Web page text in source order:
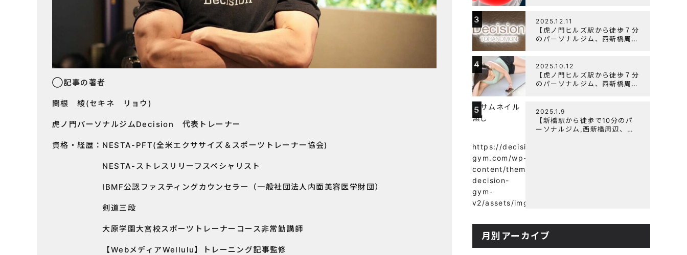
◯記事の著者
関根 綾(セキネ リョウ)
虎ノ門パーソナルジムDecision 代表トレーナー
資格・経歴：NESTA-PFT(全米エクササイズ＆スポーツトレーナー協会)
NESTA-ストレスリリーフスペシャリスト
IBMF公認ファスティングカウンセラー（一般社団法人内面美容医学財団）
剣道三段
大原学園大宮校スポーツトレーナーコース非常勤講師
【WebメディアWellulu】トレーニング記事監修
よく鍛えるメニュー構成につい
て
3 2025.12.11
【虎ノ門ヒルズ駅から徒歩７分
のパーソナルジム、西新橋周
について
4 2025.10.12
【虎ノ門ヒルズ駅から徒歩７分
のパーソナルジム、西新橋周
ちる！？『可逆性の原理』と
は？
5
https://decision-
gym.com/wp-
content/themes/wp-
decision-
gym-
v2/assets/img/
2025.1.9
【新橋駅から徒歩で10分のパ
ーソナルジム,西新橋周辺、虎
月別アーカイブ